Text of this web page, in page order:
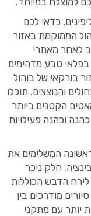
כדאי לכם
הממוקמת באזור
לאחר מאתרי
טבע מדהימים
בורקאי של בוהול
והנוצצים. תוכלו
הקטנים ביותר
וכהנה פעילויות
המשלימים את
חלק ניכר
לירח הדבש הכוללות
מודרכים בין
יותר עם מתקני